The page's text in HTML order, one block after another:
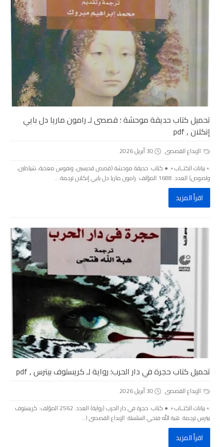
تحميل كتاب حديقة موحشة ؛ قصصى لـ رامون ماريا دل بايي
إنكلان , pdf
الإبداع القصصى
30 أبريل 2026
.▫️ بيانات الكتــاب ▫️. ● كتاب: حديقة موحشة (قصص قديسين، ونفوس معذبة، شياطين،
ولصوص) العدد: 1688 المؤلف: رامون ماريا دل بايي إنكلان ترجمة:...
اقرأ المزيد
تحميل كتاب حجرة في دار الحرب؛ رواية لـ كريستوف بيترس , pdf
الإبداع القصصى
30 أبريل 2026
.▫️ بيانات الكتــاب ▫️. ● كتاب: حجرة في دار الحرب (رواية) العدد: 2562 المؤلف: كريستوف
بيترس ترجمة: ھبة الله فتحي السلسلة: الإبداع القصصى ا...
اقرأ المزيد